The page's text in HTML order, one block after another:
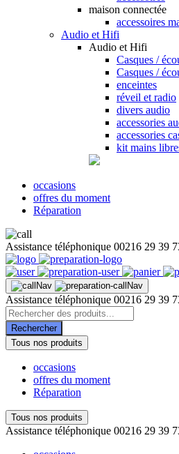
maison connectée
accessoires
Audio et Hifi
Audio et Hifi
Casques /
Casques /
enceintes
réveil et radio
divers audio
accessories
accessories
kit mains
occasions
offres du moment
Réparation
Assistance téléphonique 00216 29 39
Assistance téléphonique 00216 29 39
Recherche
de
produits
Rechercher
Tous nos produits
occasions
offres du moment
Réparation
Tous nos produits
Assistance téléphonique 00216 29 39